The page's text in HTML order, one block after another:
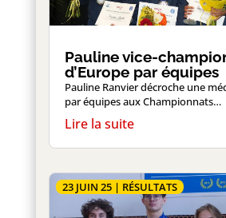
Pauline vice-
d’Europe par équipes
Pauline Ranvier décroche une
par équipes aux Championnats…
23 JUIN 25| RÉSULTATS